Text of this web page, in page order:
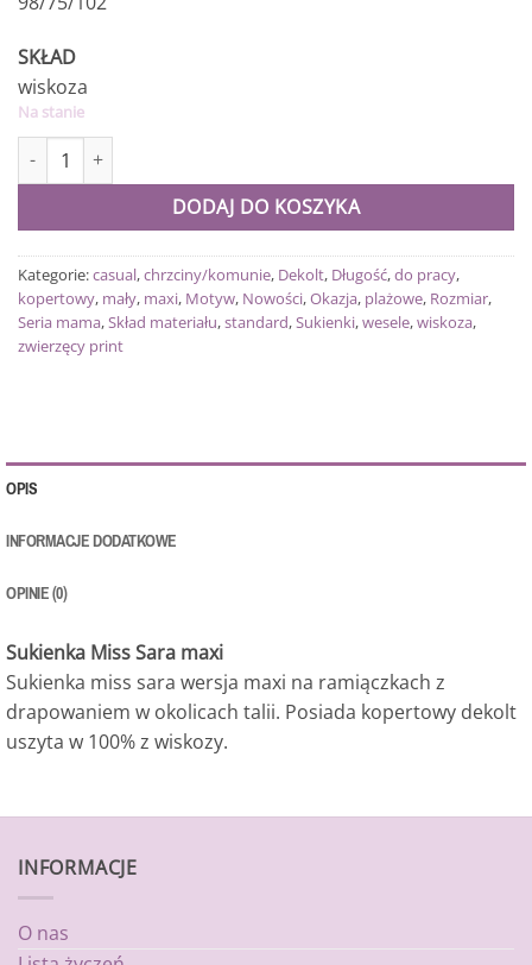
SKŁAD
wiskoza
Na stanie
DODAJ DO KOSZYKA
Kategorie:casual,chrzciny/komunie, Dekolt, Długość,do pracy,
kopertowy, mały, maxi, Motyw, Nowości,Okazja, plażowe, Rozmiar,
Seria mama,Skład materiału,standard,Sukienki,wesele,wiskoza,
zwierzęcy print
OPIS
INFORMACJE DODATKOWE
OPINIE (0)
Sukienka Miss Sara maxi
Sukienka miss sara wersja maxi na ramiączkach z
drapowaniem w okolicach talii. Posiada kopertowy dekolt
uszyta w 100% z wiskozy.
INFORMACJE
O nas